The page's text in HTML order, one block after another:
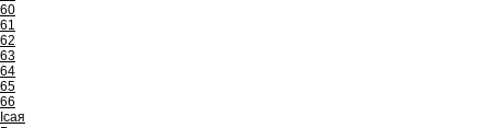
60
61
62
63
64
65
66
Ісая